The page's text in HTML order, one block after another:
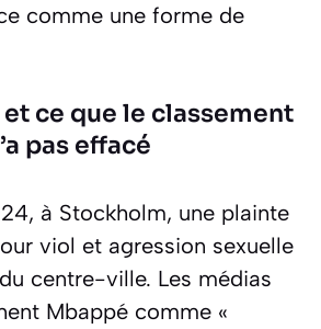
comme une forme de
ce que le classement
pas effacé
à Stockholm, une plainte
viol et agression sexuelle
centre-ville. Les médias
Mbappé comme «